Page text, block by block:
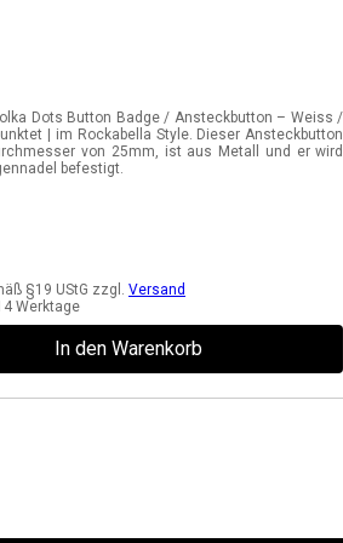
Dots Button Badge / Ansteckbutton – Weiss /
| im Rockabella Style. Dieser Ansteckbutton
von 25mm, ist aus Metall und er wird
befestigt.
§19 UStG zzgl. Versand
Werktage
In den Warenkorb